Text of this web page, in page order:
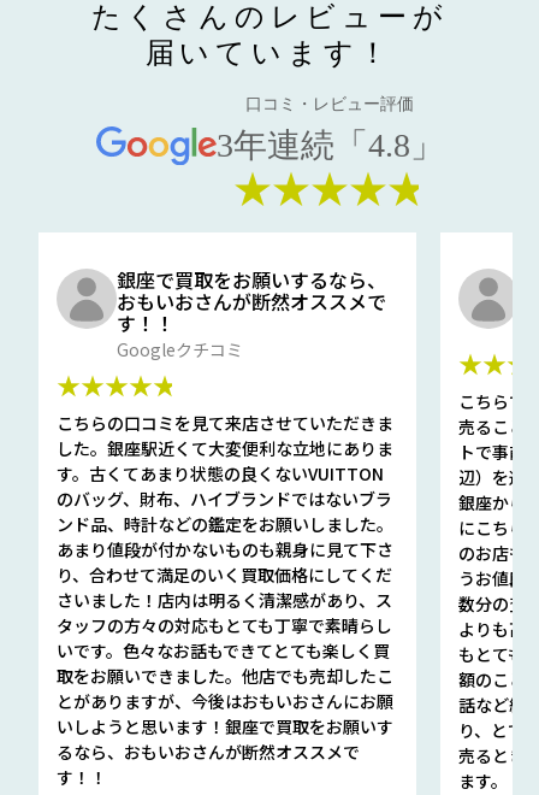
たくさんのレビューが
届いています！
口コミ・レビュー評価
3年連続「4.8」
★★★★★
銀座で買取をお願いするなら、
おもいおさんが断然オススメで
す！！
Googleクチコミ
★★★★★
こちらの口コミを見て来店させていただきま
した。銀座駅近くて大変便利な立地にありま
す。古くてあまり状態の良くないVUITTON
のバッグ、財布、ハイブランドではないブラ
ンド品、時計などの鑑定をお願いしました。
あまり値段が付かないものも親身に見て下さ
り、合わせて満足のいく買取価格にしてくだ
さいました！店内は明るく清潔感があり、ス
タッフの方々の対応もとても丁寧で素晴らし
いです。色々なお話もできてとても楽しく買
取をお願いできました。他店でも売却したこ
とがありますが、今後はおもいおさんにお願
いしようと思います！銀座で買取をお願いす
るなら、おもいおさんが断然オススメで
す！！
こちらで
売ること
トで事前
辺）を選
銀座から
にこちら
のお店も
うお値段
数分の査
よりも高
もとても
額のこと
話など細
り、とて
売るとき
ます。